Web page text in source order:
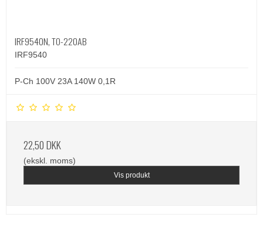
IRF9540N, TO-220AB
IRF9540
P-Ch 100V 23A 140W 0,1R
22,50 DKK
(ekskl. moms)
Vis produkt